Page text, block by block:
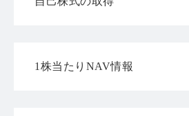
1株当たりNAV情報